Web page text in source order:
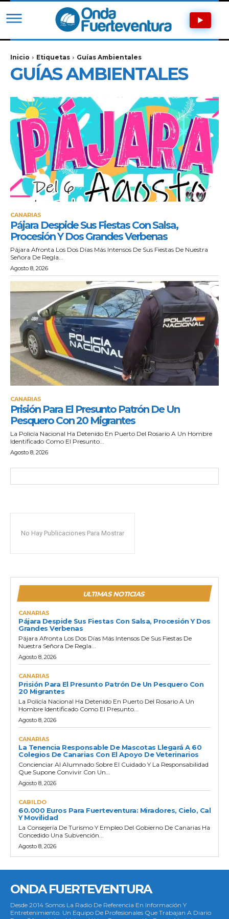
Inicio Etiquetas Guías Ambientales
GUÍAS AMBIENTALES
CANARIAS
Pájara Despide Sus Fiestas Con Salsa,
Procesión Y Dos Grandes Verbenas
Pájara Afronta Los Dos Días Más Intensos De Sus Fiestas De Nuestra
Señora De Regla...
Agosto 8, 2026
CANARIAS
Prisión Para El Presunto Patrón De Un
Pesquero Con 20 Migrantes
La Policía Nacional Ha Detenido En Puerto Del Rosario A Un Hombre
Identificado Como El Presunto...
Agosto 8, 2026
No Hay Publicaciones Para Mostrar
ULTIMAS NOTICIAS
CANARIAS
Pájara Despide Sus Fiestas Con Salsa, Procesión Y Dos
Grandes Verbenas
Pájara Afronta Los Dos Días Más Intensos De Sus Fiestas De
Nuestra Señora De Regla...
Agosto 8, 2026
CANARIAS
Prisión Para El Presunto Patrón De Un Pesquero Con
20 Migrantes
La Policía Nacional Ha Detenido En Puerto Del Rosario A Un
Hombre Identificado Como El Presunto...
Agosto 8, 2026
CANARIAS
La Tenencia Responsable De Mascotas Llegará A 60
Colegios De Canarias Con El Apoyo De Veterinarios
Concienciar Al Alumnado Sobre El Cuidado Y La Responsabilidad
Que Supone Convivir Con Un...
Agosto 8, 2026
CABILDO
60.000 Euros Para Fuerteventura: Miradores, Cielo, Cal
Y Movilidad
La Consejería De Turismo Y Empleo Del Gobierno De Canarias Ha
Concedido Una Subvención...
Agosto 8, 2026
ONDA FUERTEVENTURA
Desde 2014 Somos La Radio De Referencia En Información Y
Entretenimiento. Un Equipo De Profesionales Que Trabajan A Diario